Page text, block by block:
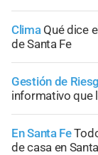
Clima Qué dice
de Santa Fe
Gestión de
informativo que
En Santa Fe
de casa en